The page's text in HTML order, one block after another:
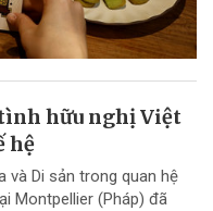
hữu nghị Việt
hệ
và Di sản trong quan hệ
Montpellier (Pháp) đã